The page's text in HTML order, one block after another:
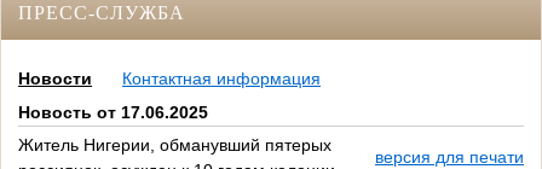
ПРЕСС-СЛУЖБА
Новости
Контактная информация
Новость от 17.06.2025
Житель Нигерии, обманувший пятерых
версия для печати